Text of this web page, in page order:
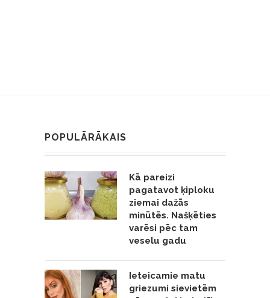
POPULĀRĀKAIS
Kā pareizi
pagatavot ķiploku
ziemai dažās
minūtēs. Našķēties
varēsi pēc tam
veselu gadu
Ieteicamie matu
griezumi sievietēm